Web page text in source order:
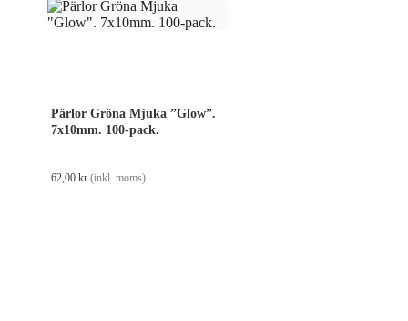
Pärlor Gröna Mjuka ”Glow”.
7x10mm. 100-pack.
62,00 kr (inkl. moms)